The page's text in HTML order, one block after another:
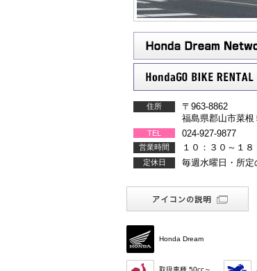
住所
〒963-8862
福島県郡山市菜根
TEL 024-927-9877
営業時間 １０：３０～１８
定休日 毎週水曜日・所定
Honda Dream
取扱車種 50cc～